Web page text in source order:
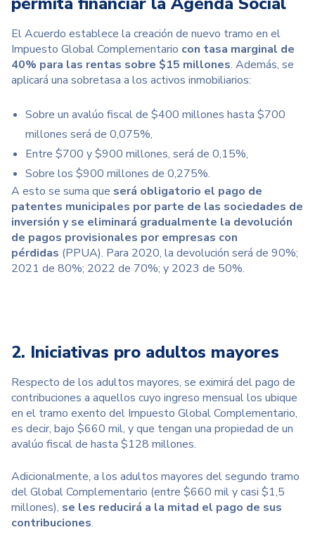
El Acuerdo establece la creación de nuevo tramo en el
Impuesto Global Complementario con tasa marginal de
40% para las rentas sobre $15 millones. Además, se
aplicará una sobretasa a los activos inmobiliarios:
Sobre un avalúo fiscal de $400 millones hasta $700
millones será de 0,075%,
Entre $700 y $900 millones, será de 0,15%,
Sobre los $900 millones de 0,275%.
A esto se suma que será obligatorio el pago de
patentes municipales por parte de las sociedades de
inversión y se eliminará gradualmente la devolución
de pagos provisionales por empresas con
pérdidas (PPUA). Para 2020, la devolución será de 90%;
2021 de 80%; 2022 de 70%; y 2023 de 50%.
2. Iniciativas pro adultos mayores
Respecto de los adultos mayores, se eximirá del pago de
contribuciones a aquellos cuyo ingreso mensual los ubique
en el tramo exento del Impuesto Global Complementario,
es decir, bajo $660 mil, y que tengan una propiedad de un
avalúo fiscal de hasta $128 millones.
Adicionalmente, a los adultos mayores del segundo tramo
del Global Complementario (entre $660 mil y casi $1,5
millones), se les reducirá a la mitad el pago de sus
contribuciones.